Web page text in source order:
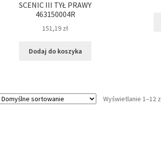
SCENIC III TYŁ PRAWY
463150004R
151,19 zł
Dodaj do koszyka
Wyświetlanie 1–12